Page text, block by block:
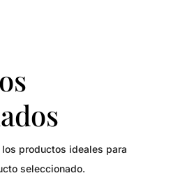
productos ideales para
seleccionado.